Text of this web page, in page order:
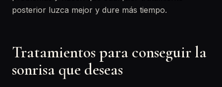
posterior luzca mejor y dure más tiempo.
Tratamientos para conseguir la
sonrisa que deseas